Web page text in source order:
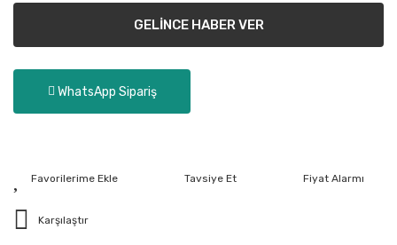
GELİNCE HABER VER
WhatsApp Sipariş
Tavsiye Et Fiyat Alarmı
Karşılaştır